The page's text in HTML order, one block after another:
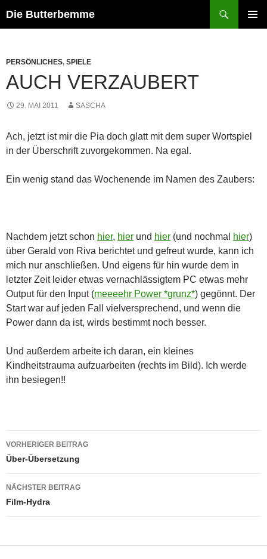
Inhalt
Die Butterbemme
PERSÖNLICHES, SPIELE
AUCH VERZAUBERT
29. MAI 2011 SASCHA
Ach, jetzt ist mir die Pia doch glatt mit dem super Wortspiel
in der Überschrift zuvorgekommen. Na egal.
Ein wenig stand das Wochenende im Namen des Zaubers:
Nachdem jetzt schon hier, hier und hier (und nochmal hier)
über Gerald von Riva berichtet und gefreut wurde, kann ich
mich nur anschließen. Und eigens für hin wurde dem in
letzter Zeit leider etwas vernachlässigtem PC etwas mehr
Output für den Input (meeeehr Power *grunz*) gegönnt. Der
Start war auf jeden Fall vielversprechend, und wenn die
Power dann da ist, wirds bestimmt noch besser.
Und außerdem arbeite ich daran, ein kleines
Kindheitstrauma aufzuarbeiten (rechts im Bild). Ich werde
ihn besiegen!!
Beitragsnavigation
VORHERIGER BEITRAG
Über-Übersetzung
NÄCHSTER BEITRAG
Film-Hydra